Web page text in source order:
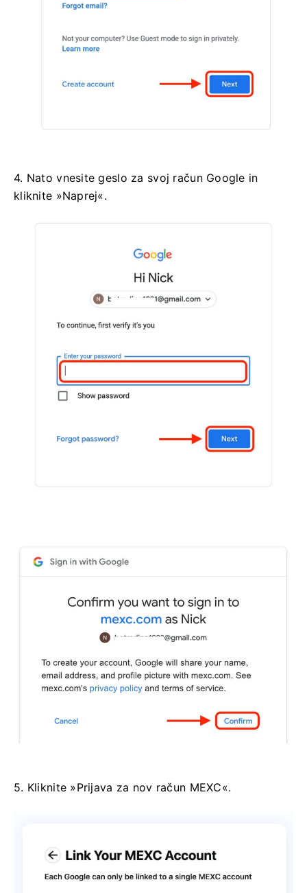
4. Nato vnesite geslo za svoj račun Google in
kliknite »Naprej«.
5. Kliknite »Prijava za nov račun MEXC«.